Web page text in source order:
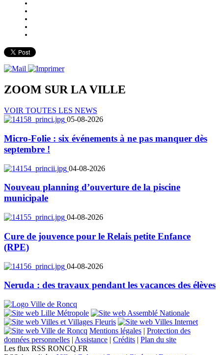
ZOOM SUR LAVILLE
VOIR TOUTES LES NEWS
05-08-2026
Micro-Folie : six événements à ne pas manquer dès
septembre !
04-08-2026
Nouveau planning d’ouverture de la piscine
municipale
04-08-2026
Cure de jouvence pour le Relais petite Enfance
(RPE)
04-08-2026
Neruda : des travaux pendant les vacances des élèves
Mentions légales | Protection des
données personnelles | Assistance | Crédits | Plan du site
Les flux RSS RONCQ.FR